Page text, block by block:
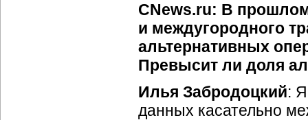
CNews.ru: В
и междугородного
альтернативных
Превысит ли доля
Илья Забродоцкий:
данных касательно